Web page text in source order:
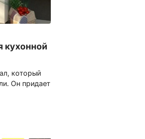
кухонной
который
Он придает